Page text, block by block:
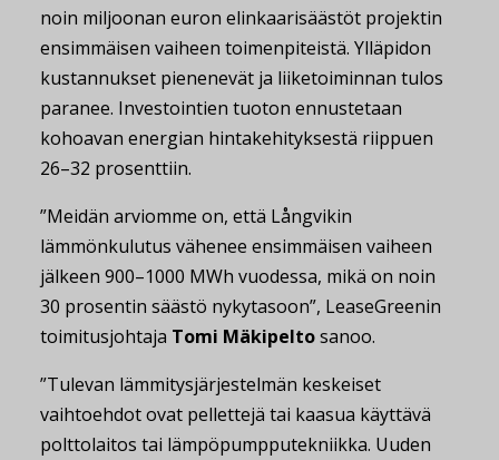
noin miljoonan euron elinkaarisäästöt projektin
ensimmäisen vaiheen toimenpiteistä. Ylläpidon
kustannukset pienenevät ja liiketoiminnan tulos
paranee. Investointien tuoton ennustetaan
kohoavan energian hintakehityksestä riippuen
26–32 prosenttiin.
”Meidän arviomme on, että Långvikin
lämmönkulutus vähenee ensimmäisen vaiheen
jälkeen 900–1000 MWh vuodessa, mikä on noin
30 prosentin säästö nykytasoon”, LeaseGreenin
toimitusjohtaja Tomi Mäkipeltosanoo.
”Tulevan lämmitysjärjestelmän keskeiset
vaihtoehdot ovat pellettejä tai kaasua käyttävä
polttolaitos tai lämpöpumpputekniikka. Uuden